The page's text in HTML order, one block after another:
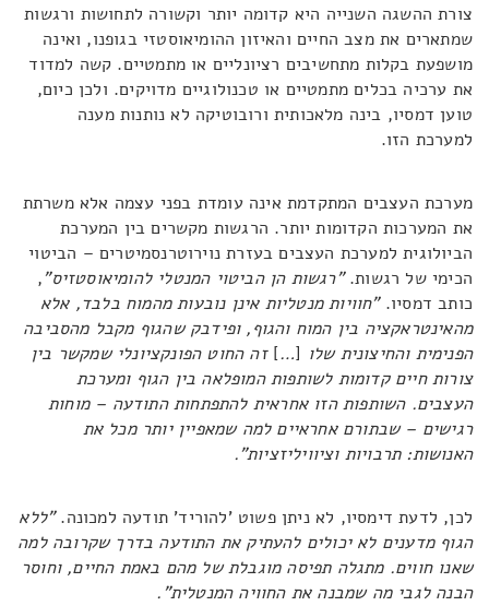
צורת ההשגה השנייה היא קדומה יותר וקשורה לתחושות ורגשות
שמתארים את מצב החיים והאיזון ההומיאוסטזי בגופנו, ואינה
מושפעת בקלות מתחשיבים רציונליים או מתמטיים. קשה למדוד
את ערכיה בכלים מתמטיים או טכנולוגיים מדויקים. ולכן כיום,
טוען דמסיו, בינה מלאכותית ורובוטיקה לא נותנות מענה
למערכת הזו.
מערכת העצבים המתקדמת אינה עומדת בפני עצמה אלא משרתת
את המערכות הקדומות יותר. הרגשות מקשרים בין המערכת
הביולוגית למערכת העצבים בעזרת נוירוטרנסמיטרים – הביטוי
הכימי של רגשות."רגשות הן הביטוי המנטלי להומיאוסטזיס",
כותב דמסיו."חוויות מנטליות אינן נובעות מהמוח בלבד, אלא
מהאינטראקציה בין המוח והגוף, ופידבק שהגוף מקבל מהסביבה
הפנימית והחיצונית שלו [
…
] זה החוט הפונקציונלי שמקשר בין
צורות חיים קדומות לשותפות המופלאה בין הגוף ומערכת
העצבים. השותפות הזו אחראית להתפתחות התודעה – מוחות
רגישים – שבתורם אחראיים למה שמאפיין יותר מכל את
האנושות: תרבויות וציוויליזציות".
לכן, לדעת דימסיו, לא ניתן פשוט 'להוריד' תודעה למכונה."ללא
הגוף מדענים לא יכולים להעתיק את התודעה בדרך שקרובה למה
שאנו חווים. מתגלה תפיסה מוגבלת של מהם באמת החיים, וחוסר
הבנה לגבי מה שמבנה את החוויה המנטלית".